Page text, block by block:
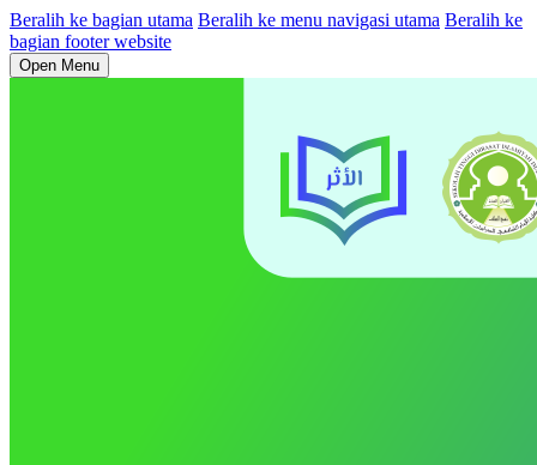
Beralih ke bagian utama Beralih ke menu navigasi utama Beralih ke
bagian footer website
Open Menu